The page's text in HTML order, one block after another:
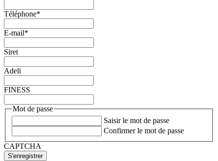
Téléphone*
E-mail*
Siret
Adeli
FINESS
Mot de passe
Saisir le mot de passe
Confirmer le mot de passe
CAPTCHA